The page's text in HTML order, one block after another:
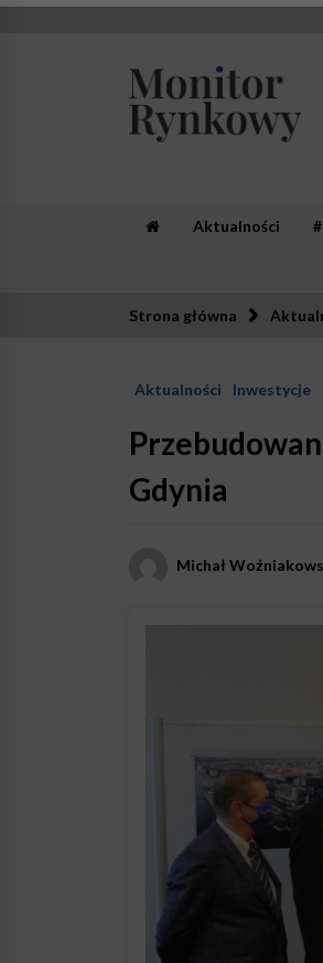
Skip
Aktualności
Strona główna
Aktualności Inwestycje
Gdynia
Michał